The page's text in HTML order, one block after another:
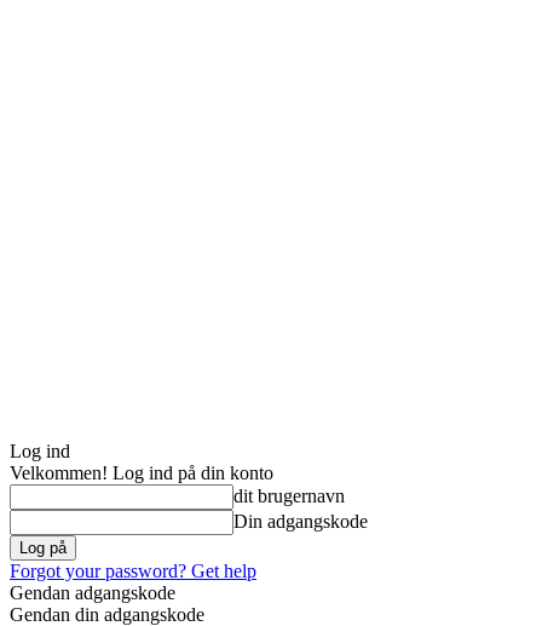
Log ind
Velkommen! Log ind på din konto
dit brugernavn
Din adgangskode
Forgot your password? Get help
Gendan adgangskode
Gendan din adgangskode